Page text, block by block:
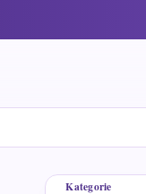
Kategorie